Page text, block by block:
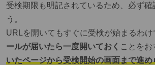
受検期限も明記されているため、必ず確
う。
URLを開いてもすぐに受検が始まるわけ
ールが届いたら一度開いておく ことをお
いたページから受検開始の画面まで進